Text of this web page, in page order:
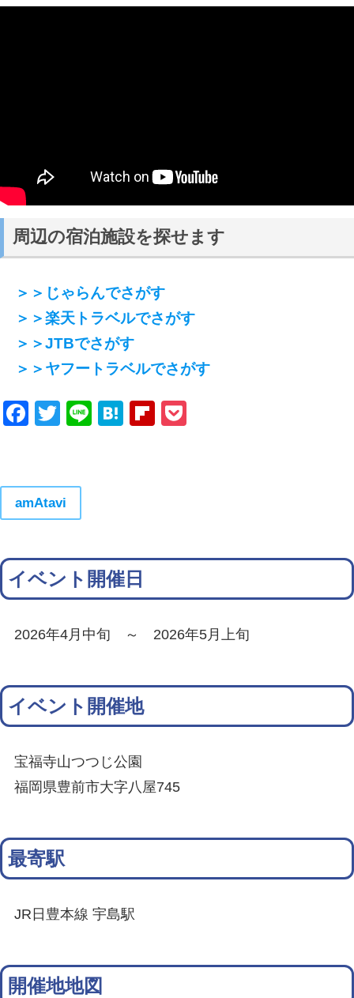
周辺の宿泊施設を探せます
＞＞じゃらんでさがす
＞＞楽天トラベルでさがす
＞＞JTBでさがす
＞＞ヤフートラベルでさがす
Facebook
Twitter
LineHatenaFlipboard
amAtavi
イベント開催日
2026年4月中旬 ～ 2026年5月上旬
イベント開催地
宝福寺山つつじ公園
福岡県豊前市大字八屋745
最寄駅
JR日豊本線 宇島駅
開催地地図